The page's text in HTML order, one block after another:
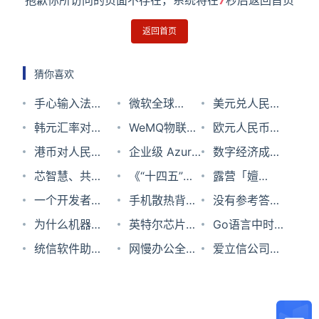
返回首页
猜你喜欢
手心输入法更
新：自动下载
360相关软件
是三年前遗留
内容
微软全球
Windows崩
溃，杀毒软件
CrowdStrike
要背锅？
美元兑人民币
汇率2024年
07月13日
韩元汇率对人
民币2024年6
月10日
WeMQ物联网
调试管理平台
欧元人民币汇
率2023年9月
25日
港币对人民币
汇率2023年7
月10日
企业级 Azure
OpenAI
ChatGPT 服
务发布（国际
预览版）
数字经济成热
点，多地明确
2023年发展
目标
芯智慧、共飞
腾 | 统信智能
终端操作系统
适配飞腾
《“十四五”可
再生能源发展
规划》发布，
太阳能发电量
露营「嬗
变」：破圈、
边界与延展
一个开发者的
上云初体验
手机散热背夹
横评：红魔VS
黑鲨，都是
没有参考答案
的5G，在发
牌两年后道路
为什么机器学
习很难学习因
英特尔芯片专
利官司败诉，
Go语言中时
间轮的实现
统信软件助力
网慢办公全靠
爱立信公司施